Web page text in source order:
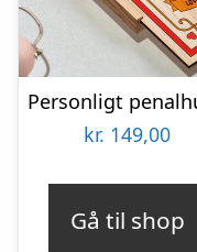
kr. 149,00
Gå til shop